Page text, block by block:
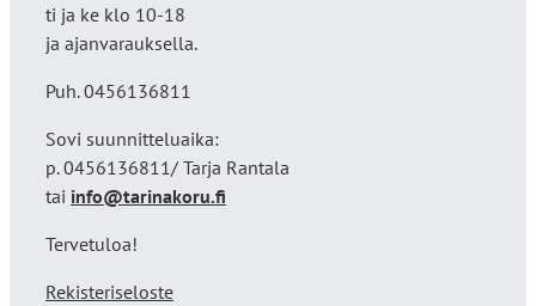
ti ja ke klo 10-18
ja ajanvarauksella.
Puh. 0456136811
Sovi suunnitteluaika:
p. 0456136811/ Tarja Rantala
tai info@tarinakoru.fi
Tervetuloa!
Rekisteriseloste